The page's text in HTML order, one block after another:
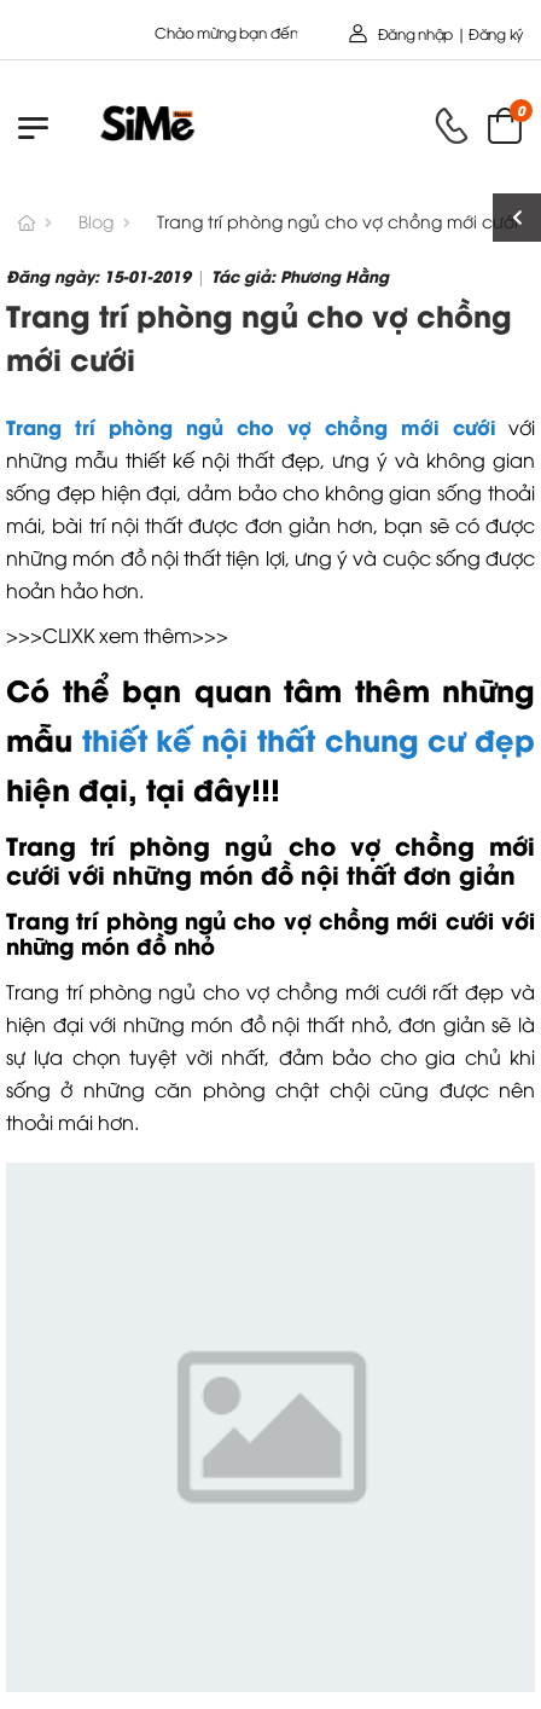
Chào mừng bạn đến với Nội Thất Toàn Cầu - Công ty cổ Phần
Đăng nhập | Đăng ký
0
Blog Trang trí phòng ngủ cho vợ chồng mới cưới
Đăng ngày: 15-01-2019| Tác giả: Phương Hằng
Trang trí phòng ngủ cho vợ chồng
mới cưới
Trang trí phòng ngủ cho vợ chồng mới cưới với
những mẫu thiết kế nội thất đẹp, ưng ý và không gian
sống đẹp hiện đại, dảm bảo cho không gian sống thoải
mái, bài trí nội thất được đơn giản hơn, bạn sẽ có được
những món đồ nội thất tiện lợi, ưng ý và cuộc sống được
hoản hảo hơn.
>>>CLIXK xem thêm>>>
Có thể bạn quan tâm thêm những
mẫu thiết kế nội thất chung cư đẹp
hiện đại, tại đây!!!
Trang trí phòng ngủ cho vợ chồng mới
cưới với những món đồ nội thất đơn giản
Trang trí phòng ngủ cho vợ chồng mới cưới với
những món đồ nhỏ
Trang trí phòng ngủ cho vợ chồng mới cưới rất đẹp và
hiện đại với những món đồ nội thất nhỏ, đơn giản sẽ là
sự lựa chọn tuyệt vời nhất, đảm bảo cho gia chủ khi
sống ở những căn phòng chật chội cũng được nên
thoải mái hơn.